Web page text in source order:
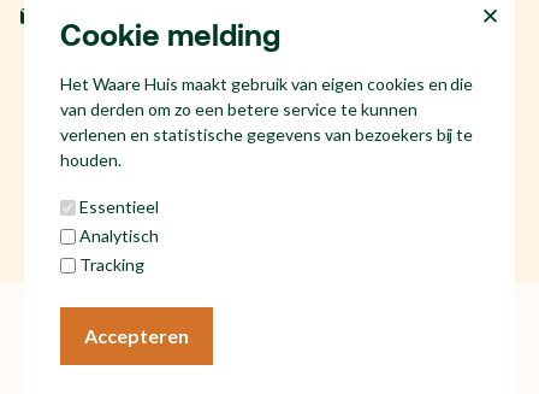
Cookie melding
Het Waare Huis maakt gebruik van eigen cookies en die
van derden om zo een betere service te kunnen
verlenen en statistische gegevens van bezoekers bij te
houden.
Essentieel
Analytisch
Tracking
Accepteren
Taxatie
Huis kopen Kruisstraat
Huis kopen Rosmalen
Huis verkopen Den Bosch
NL81 53.60.447.B01
Social media
Algemene voorwaarden